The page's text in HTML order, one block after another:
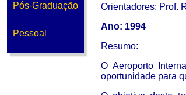
Pós-Graduação
Pessoal
Orientadores: Prof.
Ano: 1994
Resumo:
O Aeroporto
oportunidade para